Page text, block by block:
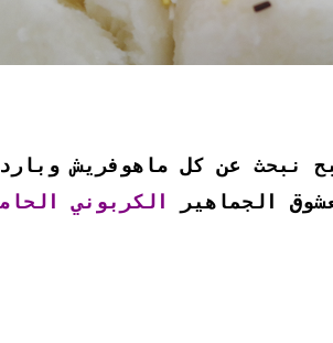
نبحث عن كل ماهوفريش
الجماهير
الكربوني